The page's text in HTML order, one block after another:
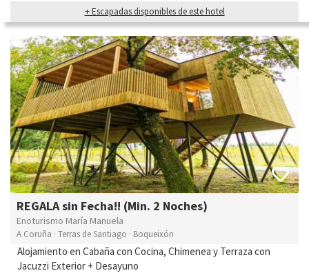
+ Escapadas disponibles de este hotel
REGALA sin Fecha!! (Min. 2 Noches)
Enoturismo María Manuela
A Coruña · Terras de Santiago · Boqueixón
Alojamiento en Cabaña con Cocina, Chimenea y Terraza con
Jacuzzi Exterior + Desayuno